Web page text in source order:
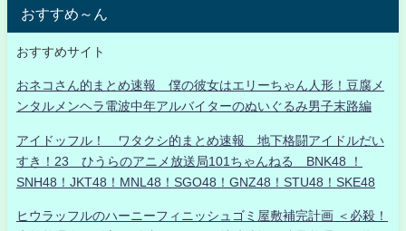
おすすめ～ん
おすすめサイト
おネコさん的まとめ速報 僕の彼女はエリーちゃん人形！豆腐メ
ンタルメンヘラ電波中年アルバイターのぬいぐるみ男子末路編
アイドッフル！ ワタクシ的まとめ速報 地下格闘アイドルだい
すき！23 ひうらのアニメ放送局101ちゃんねる BNK48 ！
SNH48！JKT48！MNL48！SGO48！GNZ48！STU48！SKE48
ヒウラッフルのハーニーフィニッシュゴミ屋敷補完計画 ＜必殺！